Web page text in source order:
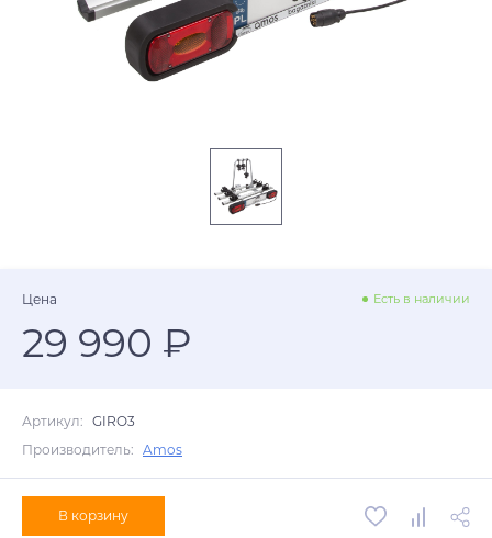
Цена Есть в наличии
29 990 ₽
Артикул: GIRO3
Производитель: Amos
В корзину